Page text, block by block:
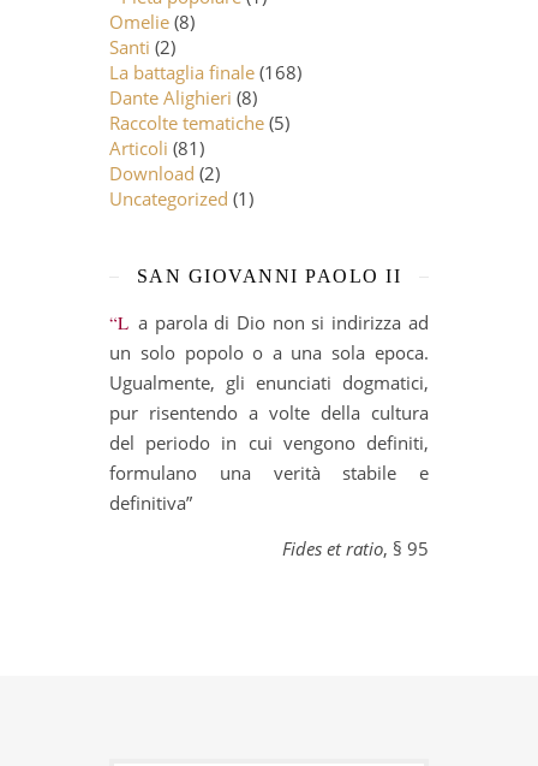
Omelie (8)
Santi (2)
La battaglia finale (168)
Dante Alighieri (8)
Raccolte tematiche (5)
Articoli (81)
Download (2)
Uncategorized (1)
SAN GIOVANNI PAOLO II
“La parola di Dio non si indirizza ad
un solo popolo o a una sola epoca.
Ugualmente, gli enunciati dogmatici,
pur risentendo a volte della cultura
del periodo in cui vengono definiti,
formulano una verità stabile e
definitiva”
Fides et ratio, § 95